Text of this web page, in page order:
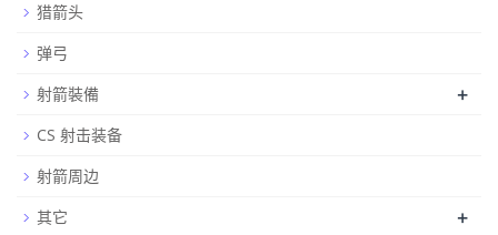
猎箭头
弹弓
射箭裝備
+
CS 射击装备
射箭周边
其它
+